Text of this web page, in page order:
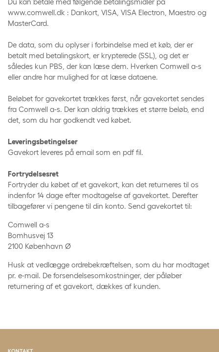
Du kan betale med følgende betalingsmidler på
www.comwell.dk : Dankort, VISA, VISA Electron, Maestro og
MasterCard.
De data, som du oplyser i forbindelse med et køb, der er
betalt med betalingskort, er krypterede (SSL), og det er
således kun PBS, der kan læse dem. Hverken Comwell a-s
eller andre har mulighed for at læse dataene.
Beløbet for gavekortet trækkes først, når gavekortet sendes
fra Comwell a-s. Der kan aldrig trækkes et større beløb, end
det, som du har godkendt ved købet.
Leveringsbetingelser
Gavekort leveres på email som en pdf fil.
Fortrydelsesret
Fortryder du købet af et gavekort, kan det returneres til os
indenfor 14 dage efter modtagelse af gavekortet. Derefter
tilbagefører vi pengene til din konto. Send gavekortet til:
Comwell a-s
Bomhusvej 13
2100 København Ø
Husk at vedlægge ordrebekræftelsen, som du har modtaget
pr. e-mail. De forsendelsesomkostninger, der påløber
returnering af et gavekort, dækkes af kunden.